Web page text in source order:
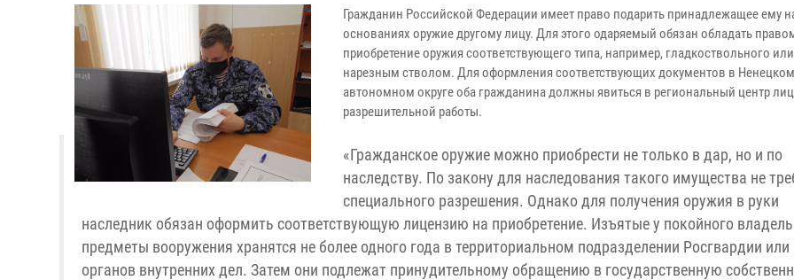
Гражданин Российской Федерации имеет право подарить принадлежащее ему
основаниях оружие другому лицу. Для этого одаряемый обязан обладать
приобретение оружия соответствующего типа, например, гладкоствольного
нарезным стволом. Для оформления соответствующих документов в Ненецком
автономном округе оба гражданина должны явиться в региональный центр
разрешительной работы.
«Гражданское оружие можно приобрести не только в дар, но и по
наследству. По закону для наследования такого имущества не
специального разрешения. Однако для получения оружия в руки
наследник обязан оформить соответствующую лицензию на приобретение. Изъятые у покойного
предметы вооружения хранятся не более одного года в территориальном подразделении Росгвардии или
органов внутренних дел. Затем они подлежат принудительному обращению в государственную